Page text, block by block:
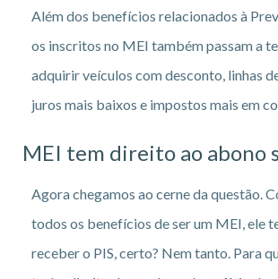
Além dos benefícios relacionados à
os inscritos no MEI também passam a
adquirir veículos com desconto, linhas
juros mais baixos e impostos mais em
MEI tem direito ao abono
Agora chegamos ao cerne da questão.
todos os benefícios de ser um MEI, ele
receber o PIS, certo? Nem tanto. Para